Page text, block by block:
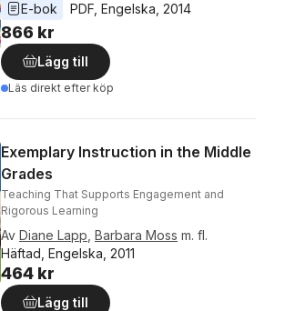
E-bok
PDF Engelska 2014
866 kr
Lägg till
Läs direkt efter köp
Exemplary Instruction in the Middle
Grades
Teaching That Supports Engagement and
Rigorous Learning
Av Diane Lapp Barbara Moss m. fl.
Häftad, Engelska, 2011
464 kr
Lägg till